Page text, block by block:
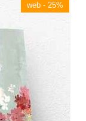
web - 25%